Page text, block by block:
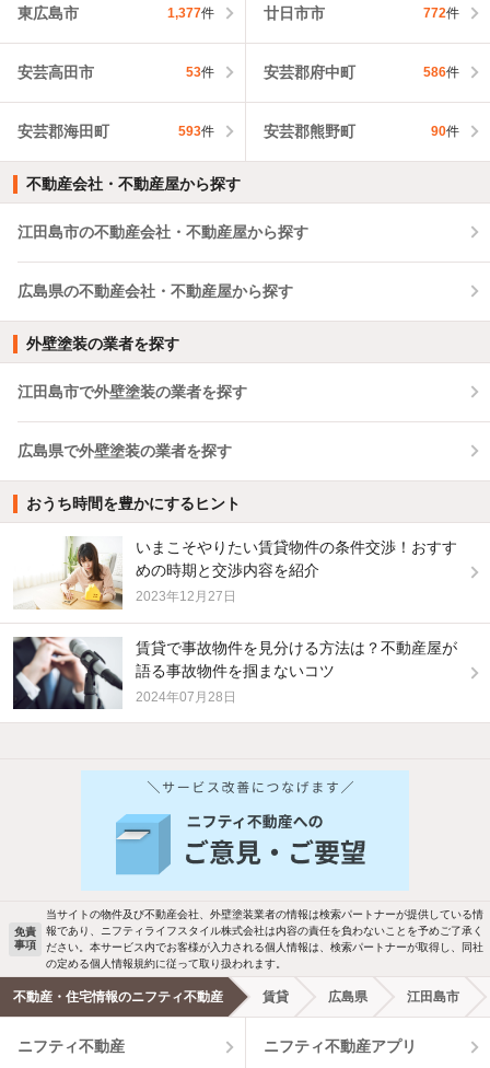
東広島市 1,377件 廿日市市 772件
安芸高田市 53件 安芸郡府中町 586件
安芸郡海田町 593件 安芸郡熊野町 90件
不動産会社・不動産屋から探す
江田島市の不動産会社・不動産屋から探す
広島県の不動産会社・不動産屋から探す
外壁塗装の業者を探す
江田島市で外壁塗装の業者を探す
広島県で外壁塗装の業者を探す
おうち時間を豊かにするヒント
いまこそやりたい賃貸物件の条件交渉！おすす
めの時期と交渉内容を紹介
2023年12月27日
賃貸で事故物件を見分ける方法は？不動産屋が
語る事故物件を掴まないコツ
2024年07月28日
他の人はこんな条件で絞り込んでいます！
バス・トイレ別 2階以上
洗濯機置場あり 独立洗面台
エアコンあり 都市ガス
温水洗浄便座 オートロック
免責
事項
当サイトの物件及び不動産会社、外壁塗装業者の情報は検索パートナーが提供している情
報であり、ニフティライフスタイル株式会社は内容の責任を負わないことを予めご了承く
ださい。本サービス内でお客様が入力される個人情報は、検索パートナーが取得し、同社
の定める個人情報規約に従って取り扱われます。
不動産・住宅情報のニフティ不動産 賃貸 広島県 江田島市
ニフティ不動産 ニフティ不動産アプリ